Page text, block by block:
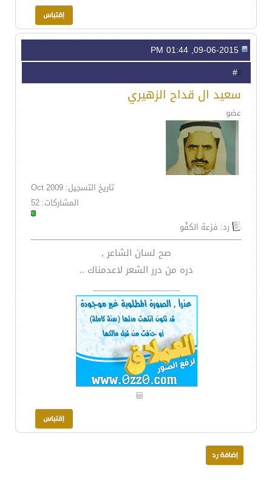
8
سعيد ال قداح الزهيري
عضو
تاريخ التسجيل: Oct 2009
المشاركات: 52
رد: فزعة الكفْو
صح لسان الشاعر ,
دره من درر الشعر لاعدمناك ..
__________________